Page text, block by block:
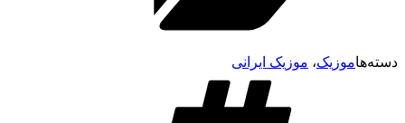
،موزیک ایرانی